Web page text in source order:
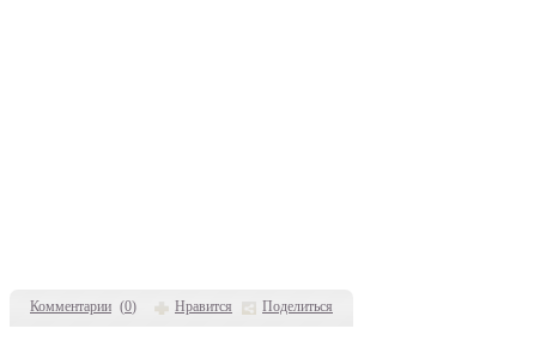
Комментарии (0) Нравится Поделиться